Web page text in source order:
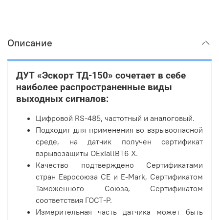
Описание
ДУТ «Эскорт ТД-150» сочетает в себе
наиболее распространенные виды
выходных сигналов:
Цифровой RS-485, частотный и аналоговый.
Подходит для применения во взрывоопасной
среде, на датчик получен сертификат
взрывозащиты OExiallBT6 X.
Качество подтверждено Сертификатами
стран Евросоюза СЕ и E-Mark, Сертификатом
Таможенного Союза, Сертификатом
соответствия ГОСТ-Р.
Измерительная часть датчика может быть